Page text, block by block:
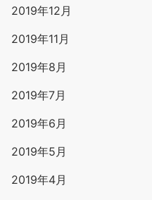
2019年12月
2019年11月
2019年8月
2019年7月
2019年6月
2019年5月
2019年4月